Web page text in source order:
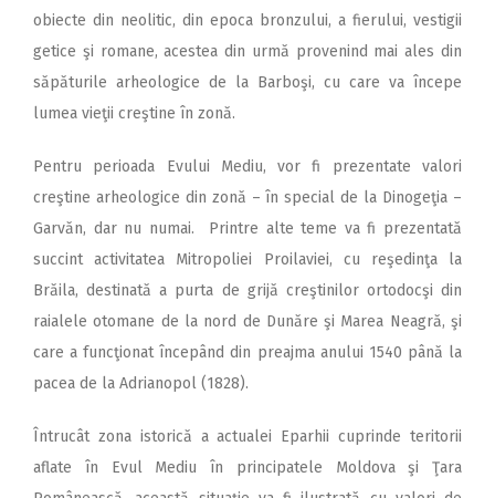
obiecte din neolitic, din epoca bronzului, a fierului, vestigii
getice şi romane, acestea din urmă provenind mai ales din
săpăturile arheologice de la Barboşi, cu care va începe
lumea vieţii creştine în zonă.
Pentru perioada Evului Mediu, vor fi prezentate valori
creştine arheologice din zonă – în special de la Dinogeţia –
Garvăn, dar nu numai. Printre alte teme va fi prezentată
succint activitatea Mitropoliei Proilaviei, cu reşedinţa la
Brăila, destinată a purta de grijă creştinilor ortodocşi din
raialele otomane de la nord de Dunăre şi Marea Neagră, şi
care a funcţionat începând din preajma anului 1540 până la
pacea de la Adrianopol (1828).
Întrucât zona istorică a actualei Eparhii cuprinde teritorii
aflate în Evul Mediu în principatele Moldova şi Ţara